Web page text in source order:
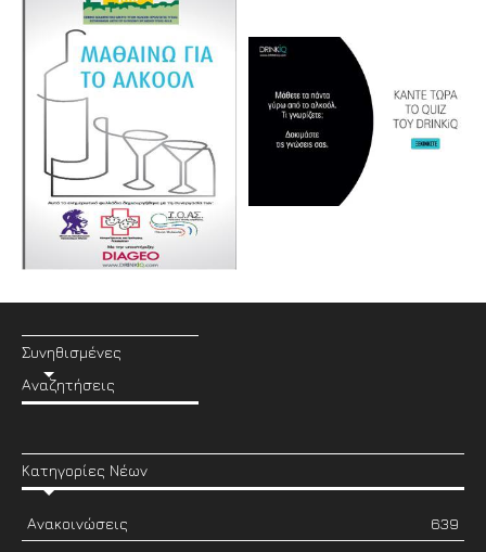
Συνηθισμένες
Αναζητήσεις
Κατηγορίες Νέων
Ανακοινώσεις
639